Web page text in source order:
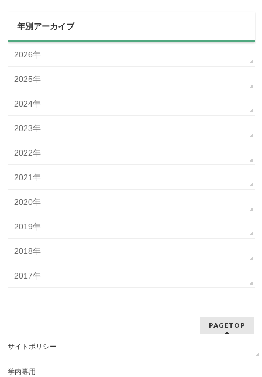
年別アーカイブ
2026年
2025年
2024年
2023年
2022年
2021年
2020年
2019年
2018年
2017年
PAGETOP
サイトポリシー
学内専用